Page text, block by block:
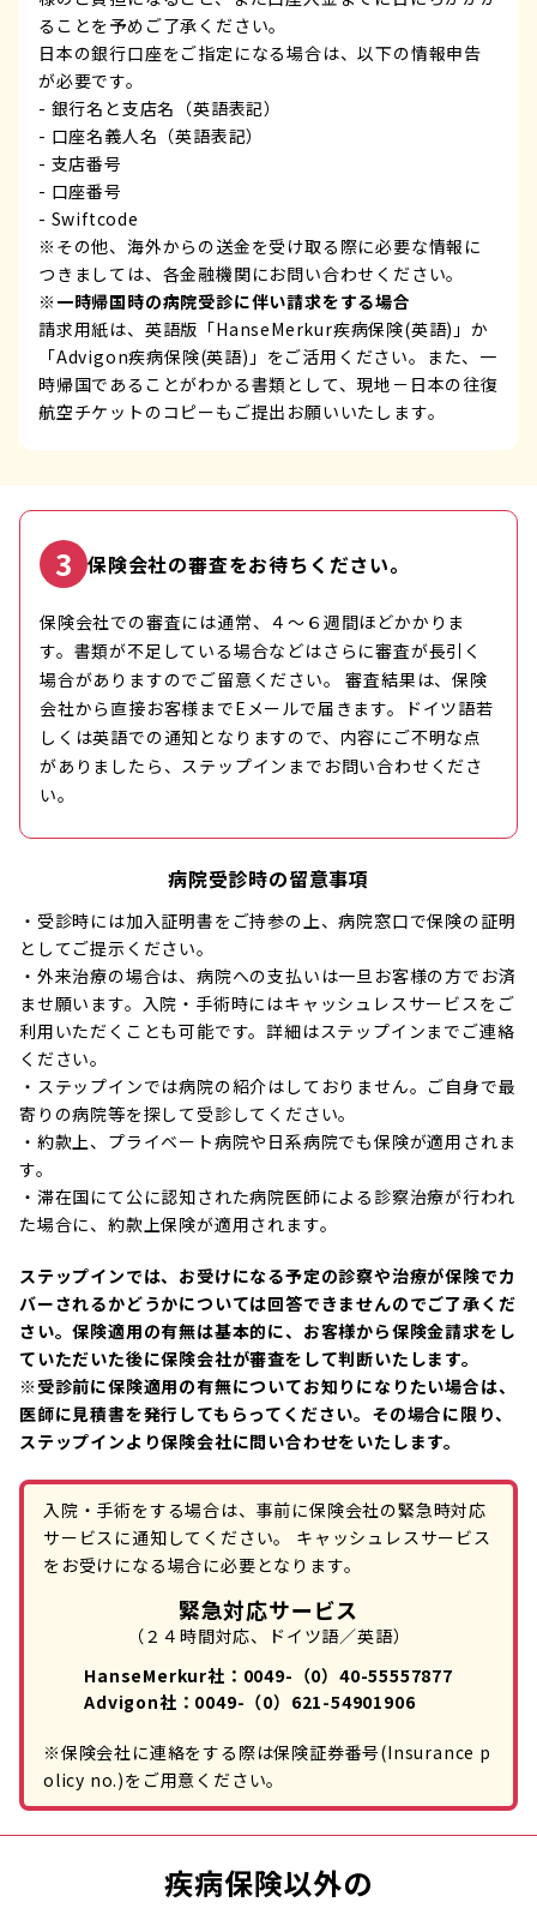
ることを予めご了承ください。
日本の銀行口座をご指定になる場合は、以下の情報申告
が必要です。
- 銀行名と支店名（英語表記）
- 口座名義人名（英語表記）
- 支店番号
- 口座番号
- Swiftcode
※その他、海外からの送金を受け取る際に必要な情報に
つきましては、各金融機関にお問い合わせください。
※一時帰国時の病院受診に伴い請求をする場合
請求用紙は、英語版「HanseMerkur疾病保険(英語)」か
「Advigon疾病保険(英語)」をご活用ください。また、一
時帰国であることがわかる書類として、現地－日本の往復
航空チケットのコピーもご提出お願いいたします。
3 保険会社の審査をお待ちください。
保険会社での審査には通常、４～６週間ほどかかりま
す。書類が不足している場合などはさらに審査が長引く
場合がありますのでご留意ください。 審査結果は、保険
会社から直接お客様までEメールで届きます。ドイツ語若
しくは英語での通知となりますので、内容にご不明な点
がありましたら、ステップインまでお問い合わせくださ
い。
病院受診時の留意事項
・受診時には加入証明書をご持参の上、病院窓口で保険の証明
としてご提示ください。
・外来治療の場合は、病院への支払いは一旦お客様の方でお済
ませ願います。入院・手術時にはキャッシュレスサービスをご
利用いただくことも可能です。詳細はステップインまでご連絡
ください。
・ステップインでは病院の紹介はしておりません。ご自身で最
寄りの病院等を探して受診してください。
・約款上、プライベート病院や日系病院でも保険が適用されま
す。
・滞在国にて公に認知された病院医師による診察治療が行われ
た場合に、約款上保険が適用されます。
ステップインでは、お受けになる予定の診察や治療が保険でカ
バーされるかどうかについては回答できませんのでご了承くだ
さい。保険適用の有無は基本的に、お客様から保険金請求をし
ていただいた後に保険会社が審査をして判断いたします。
※受診前に保険適用の有無についてお知りになりたい場合は、
医師に見積書を発行してもらってください。その場合に限り、
ステップインより保険会社に問い合わせをいたします。
入院・手術をする場合は、事前に保険会社の緊急時対応
サービスに通知してください。
キャッシュレスサービス
をお受けになる場合に必要となります。
緊急対応サービス
（２４時間対応、ドイツ語／英語）
HanseMerkur社：0049-（0）40-55557877
Advigon社：0049-（0）621-54901906
※保険会社に連絡をする際は保険証券番号(Insurance p
olicy no.)をご用意ください。
疾病保険以外の